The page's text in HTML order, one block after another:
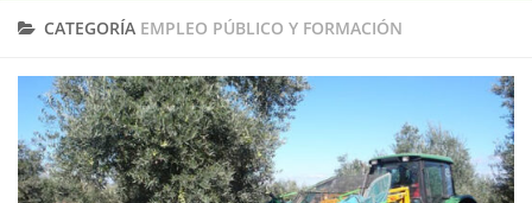
Modelos y Plantillas CV
Noticias Empleo
Subvenciones y Ayudas
CATEGORÍA EMPLEO PÚBLICO Y FORMACIÓN